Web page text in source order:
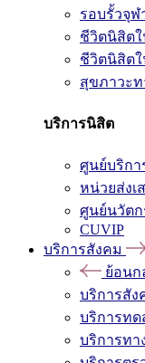
รอบรั้วจุฬ
ชีวิตนิสิตใ
ชีวิตนิสิตใ
สุขภาวะ
บริการนิสิต
ศูนย์บริก
หน่วยส่งเ
ศูนย์นวัตก
CUVIP
บริการสังคม
ย้อนก
บริการสัง
บริการทด
บริการทา